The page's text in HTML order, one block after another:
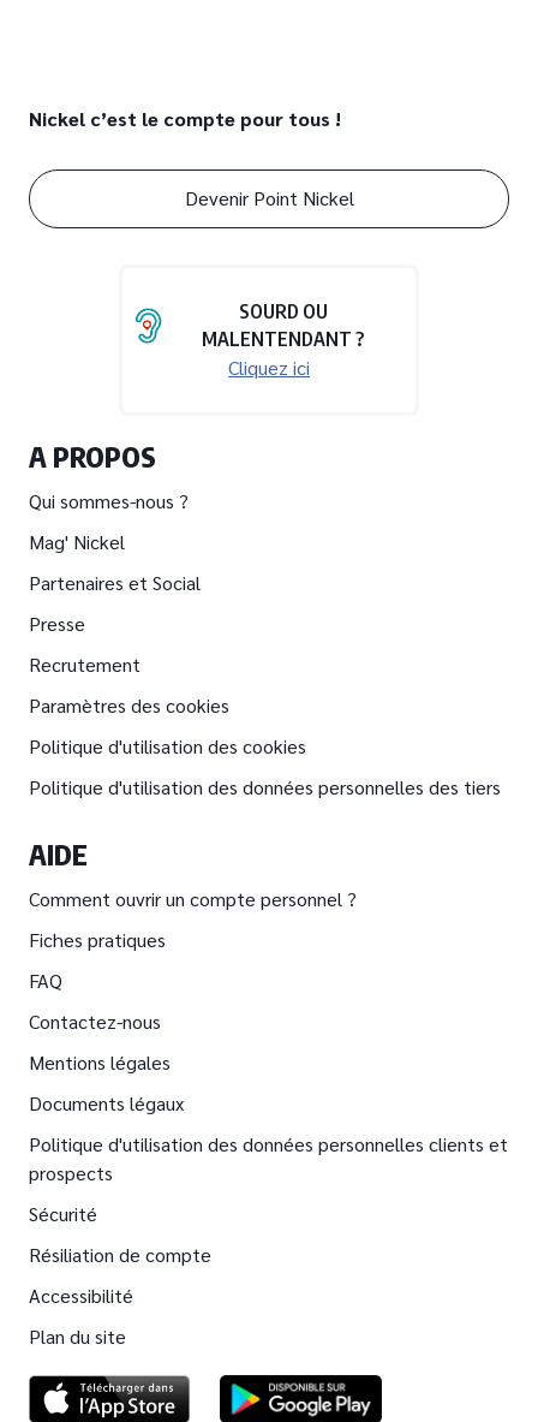
Nickel c’est le compte pour tous !
A PROPOS
Qui sommes-nous ?
Mag' Nickel
Partenaires et Social
Presse
Recrutement
Paramètres des cookies
Politique d'utilisation des cookies
Politique d'utilisation des données personnelles des tiers
AIDE
Comment ouvrir un compte personnel ?
Fiches pratiques
FAQ
Contactez-nous
Mentions légales
Documents légaux
Politique d'utilisation des données personnelles clients et
prospects
Sécurité
Résiliation de compte
Accessibilité
Plan du site
Devenir Point Nickel
SOURD OU
MALENTENDANT ?
Cliquez ici